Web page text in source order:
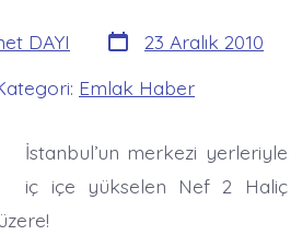
DAYI Yazı
tarihi
23 Aralık 2010
Emlak Haber
İstanbul’un merkezi yerleriyle
iç içe yükselen Nef 2 Haliç